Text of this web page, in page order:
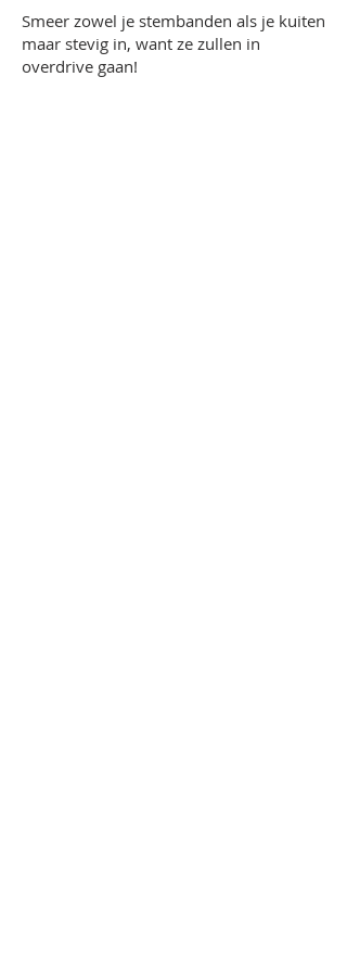
Smeer zowel je stembanden als je kuiten
maar stevig in, want ze zullen in
overdrive gaan!